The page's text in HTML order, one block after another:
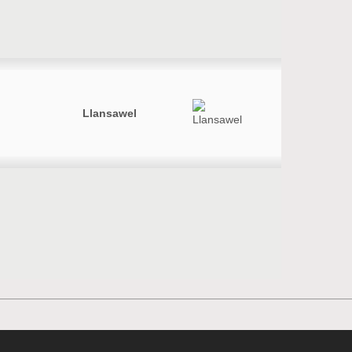
Llansawel